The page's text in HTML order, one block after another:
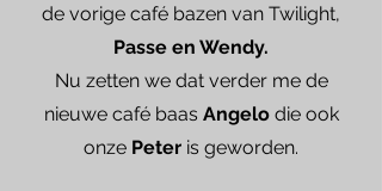
de vorige café bazen van Twilight,
Passe en Wendy.
Nu zetten we dat verder me de
nieuwe café baas Angelodie ook
onze Peter is geworden.